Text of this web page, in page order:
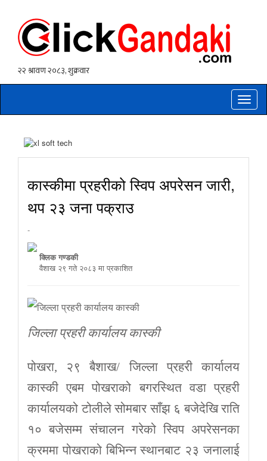
Toggle
कास्कीमा प्रहरीको स्विप अपरेसन जारी,
थप २३ जना पक्राउ
-
क्लिक गण्डकी
वैशाख २९ गते २०८३ मा प्रकाशित
जिल्ला प्रहरी कार्यालय कास्की
पोखरा, २९ बैशाख/ जिल्ला प्रहरी कार्यालय
कास्की एबम पोखराको बगरस्थित वडा प्रहरी
कार्यालयको टोलीले सोमबार साँझ ६ बजेदेखि राति
१० बजेसम्म संचालन गरेको स्विप अपरेसनका
क्रममा पोखराको बिभिन्न स्थानबाट २३ जनालाई